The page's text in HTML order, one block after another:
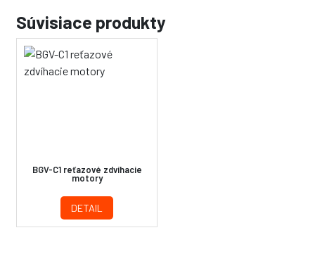
Súvisiace produkty
BGV-C1 reťazové zdvíhacie
motory
DETAIL